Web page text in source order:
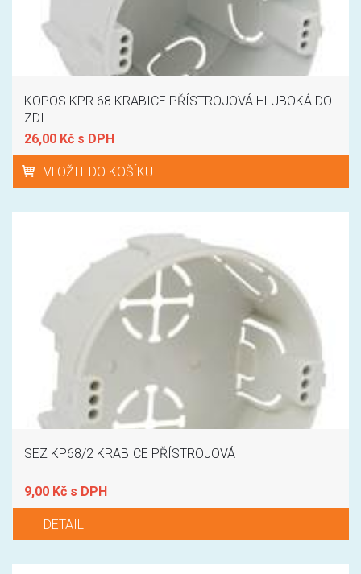
KOPOS KPR 68 KRABICE PŘÍSTROJOVÁ HLUBOKÁ DO
ZDI
26,00 Kč s DPH
VLOŽIT DO KOŠÍKU
SEZ KP68/2 KRABICE PŘÍSTROJOVÁ
9,00 Kč s DPH
DETAIL